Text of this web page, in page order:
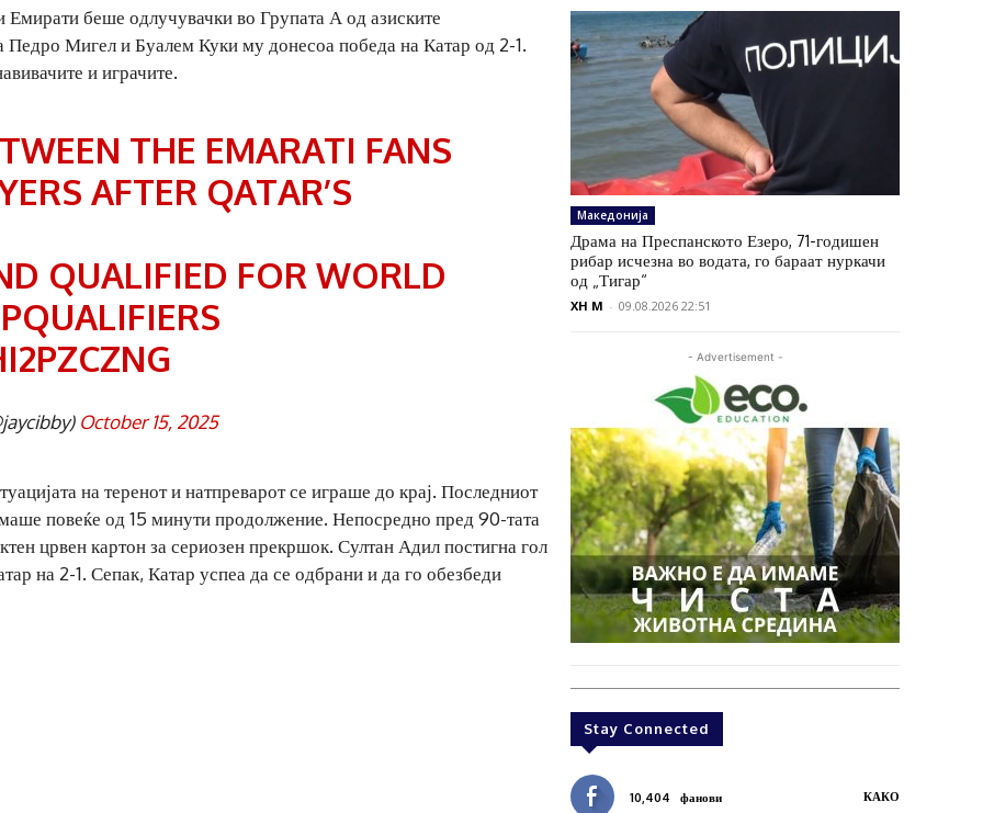
беше одлучувачки во Групата А од азиските
Педро Мигел и Буалем Куки му донесоа победа на Катар од 2-1.
и играчите.
THE EMARATI FANS
AFTER QATAR’S
QUALIFIED FOR WORLD
October 15, 2025
на теренот и натпреварот се играше до крај. Последниот
повеќе од 15 минути продолжение. Непосредно пред 90-тата
црвен картон за сериозен прекршок. Султан Адил постигна гол
на 2-1. Сепак, Катар успеа да се одбрани и да го обезбеди
Македонија
Драма на Преспанското Езеро, 71-годишен
рибар исчезна во водата, го бараат нуркачи
од „Тигар“
XH M - 09.08.2026 22:51
- Advertisement -
Stay Connected
10,404 фанови КАКО